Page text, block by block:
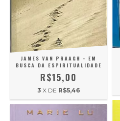
JAMES VAN PRAAGH - EM
BUSCA DA ESPIRITUALIDADE
R$15,00
3 X DE R$5,46